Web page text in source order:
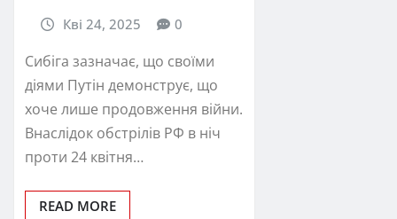
Кві 24, 2025 0
Сибіга зазначає, що своїми
діями Путін демонструє, що
хоче лише продовження війни.
Внаслідок обстрілів РФ в ніч
проти 24 квітня…
READ MORE